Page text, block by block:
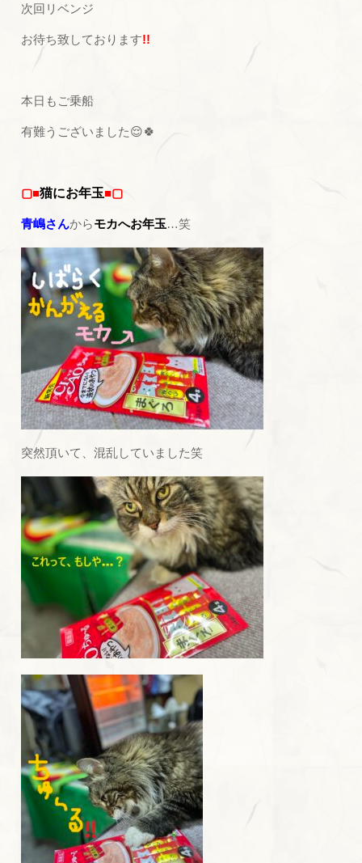
次回リベンジ
お待ち致しております!!
本日もご乗船
有難うございました😌🍀
▢■猫にお年玉■▢
青嶋さんからモカへお年玉…笑
突然頂いて、混乱していました笑